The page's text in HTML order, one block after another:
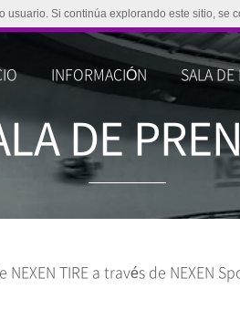
Si continúa explorando este sitio, se
INFORMACIÓN SALA DE
DE
TIRE a través de NEXEN